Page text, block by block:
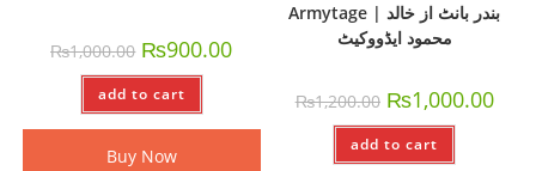
₨1,000.00 ₨900.00
add to cart
Buy Now
Armytage | بندر بانٹ از خالد
محمود ایڈووکیٹ
₨1,200.00 ₨1,000.00
add to cart